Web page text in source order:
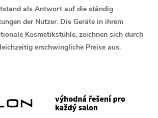
als Antwort aufdie ständig
der Nutzer. Die Geräte in ihrem
Kosmetikstühle, zeichnen sich durch
erschwingliche Preise aus.